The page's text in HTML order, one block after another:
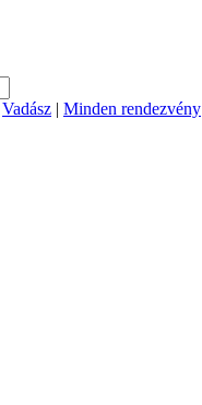
Vadász | Minden rendezvény